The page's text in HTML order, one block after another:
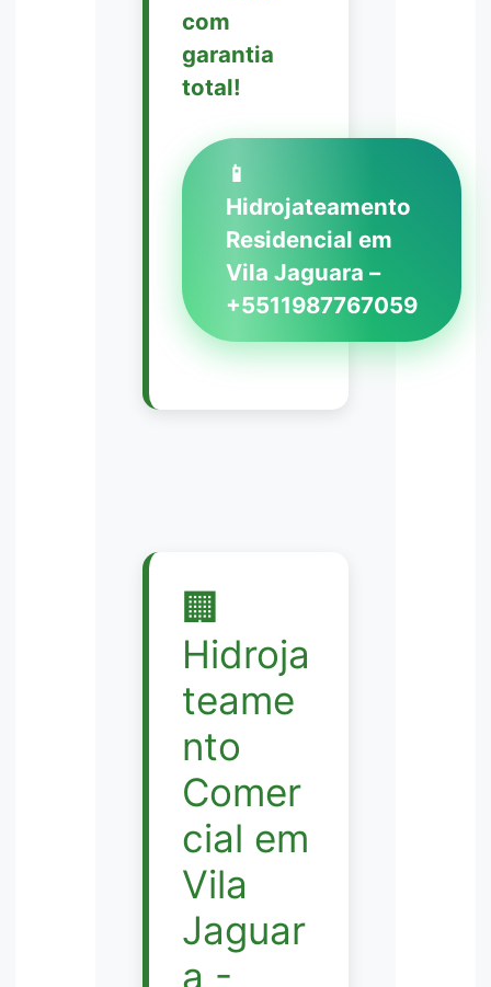
com
garantia
total!
📱
Hidrojateamento
Residencial em
Vila Jaguara –
+5511987767059
🏢
Hidroja
teame
nto
Comer
cial em
Vila
Jaguar
a -